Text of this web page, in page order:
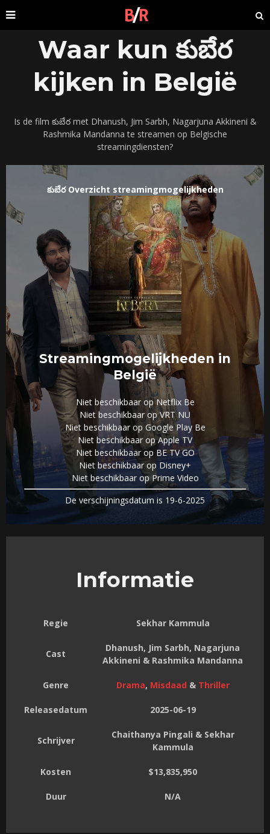
Waar kun కుబేర
kijken in België
Is de film కుబేర met Dhanush, Jim Sarbh, Nagarjuna Akkineni &
Rashmika Mandanna te streamen op Belgische
streamingdiensten?
కుబేర Overzicht streamingmogelijkheden
Streamingmogelijkheden in
België
Niet beschikbaar op Netflix Be
Niet beschikbaar op VRT NU
Niet beschikbaar op Google Play Be
Niet beschikbaar op Apple TV
Niet beschikbaar op BE TV GO
Niet beschikbaar op Disney+
Niet beschikbaar op Prime Video
De verschijningsdatum is 19-6-2025
Informatie
Regie Sekhar Kammula
Cast
Dhanush, Jim Sarbh, Nagarjuna
Akkineni & Rashmika Mandanna
Genre Drama, Misdaad & Thriller
Releasedatum 2025-06-19
Schrijver
Chaithanya Pingali & Sekhar
Kammula
Kosten $13,835,950
Duur N/A